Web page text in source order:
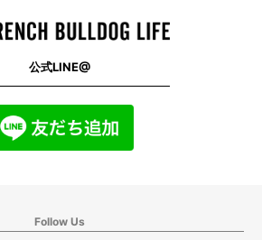
公式LINE@
Follow Us